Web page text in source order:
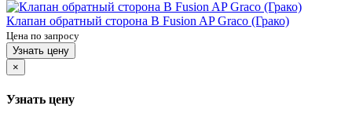
Клапан обратный сторона B Fusion AP Graco (Грако)
Цена по запросу
Узнать цену
×
Узнать цену